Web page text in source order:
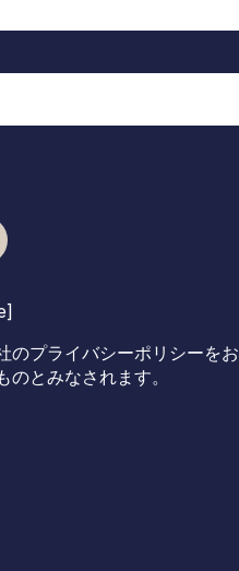
のプライバシーポリシーを
とみなされます。